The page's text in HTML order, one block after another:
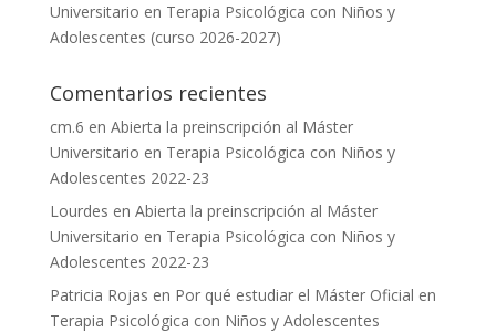
Universitario en Terapia Psicológica con Niños y
Adolescentes (curso 2026-2027)
Comentarios recientes
cm.6 en Abierta la preinscripción al Máster
Universitario en Terapia Psicológica con Niños y
Adolescentes 2022-23
Lourdes en Abierta la preinscripción al Máster
Universitario en Terapia Psicológica con Niños y
Adolescentes 2022-23
Patricia Rojas en Por qué estudiar el Máster Oficial en
Terapia Psicológica con Niños y Adolescentes